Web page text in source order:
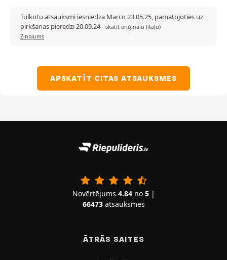
Tulkotu atsauksmi iesniedza Marco 23.05.25, pamatojoties uz
pirkšanas pieredzi 20.09.24- skatīt oriģinālu (itāļu)
Ziņojums
APSKATĪT CITAS ATSAUKSMES
Novērtējums 4.84no 5|
66473atsauksmes
ĀTRĀS SAITES